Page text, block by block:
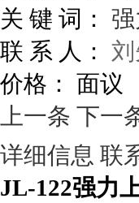
关 键 词：
联 系 人：
价格： 面议
上一条 下一
详细信息 联
JL-122强力